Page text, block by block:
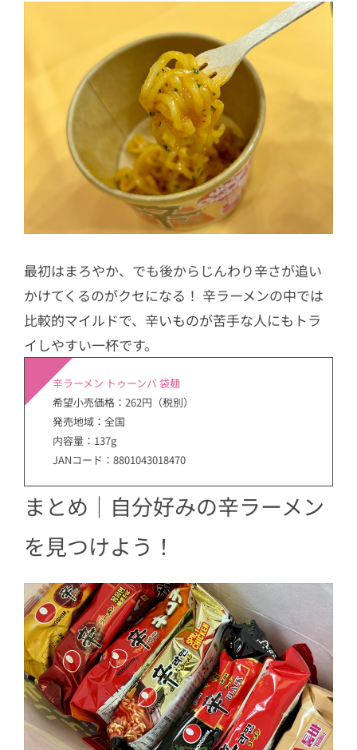
最初はまろやか、でも後からじんわり辛さが追い
かけてくるのがクセになる！ 辛ラーメンの中では
比較的マイルドで、辛いものが苦手な人にもトラ
イしやすい一杯です。
辛ラーメン トゥーンバ 袋麺
希望小売価格：262円（税別）
発売地域：全国
内容量：137g
JANコード：8801043018470
まとめ｜自分好みの辛ラーメン
を見つけよう！